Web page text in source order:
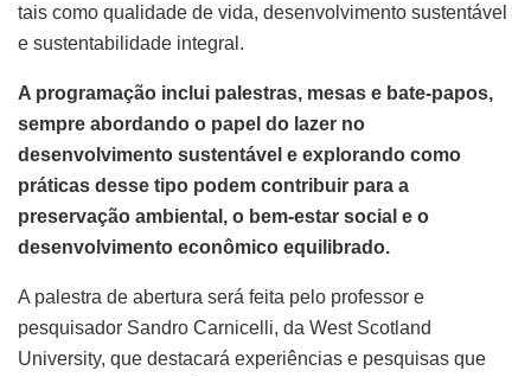
tais como qualidade de vida, desenvolvimento sustentável
e sustentabilidade integral.
A programação inclui palestras, mesas e bate-papos,
sempre abordando o papel do lazer no
desenvolvimento sustentável e explorando como
práticas desse tipo podem contribuir para a
preservação ambiental, o bem-estar social e o
desenvolvimento econômico equilibrado.
A palestra de abertura será feita pelo professor e
pesquisador Sandro Carnicelli, da West Scotland
University, que destacará experiências e pesquisas que